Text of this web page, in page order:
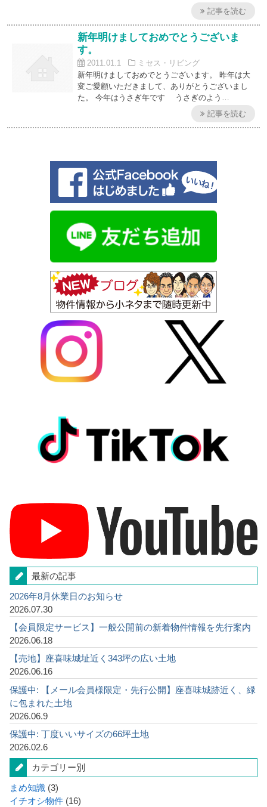
記事を読む
新年明けましておめでとうございま
す。
2011.01.1
ミセス・リビング
新年明けましておめでとうございます。 昨年は大
変ご愛顧いただきまして、ありがとうございまし
た。 今年はうさぎ年です うさぎのよう…
記事を読む
最新の記事
2026年8月休業日のお知らせ
2026.07.30
【会員限定サービス】一般公開前の新着物件情報を先行案内
2026.06.18
【売地】座喜味城址近く343坪の広い土地
2026.06.16
保護中: 【メール会員様限定・先行公開】座喜味城跡近く、緑
に包まれた土地
2026.06.9
保護中: 丁度いいサイズの66坪土地
2026.02.6
カテゴリー別
まめ知識 (3)
イチオシ物件 (16)